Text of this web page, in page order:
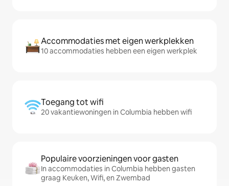
Accommodaties met eigen werkplekken
10 accommodaties hebben een eigen werkplek
Toegang tot wifi
20 vakantiewoningen in Columbia hebben wifi
Populaire voorzieningen voor gasten
In accommodaties in Columbia hebben gasten
graag Keuken, Wifi, en Zwembad